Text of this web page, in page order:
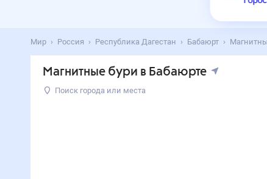
Мир Россия Республика Дагестан Бабаюрт
Магнитные бури в Бабаюрте
Поиск города или места